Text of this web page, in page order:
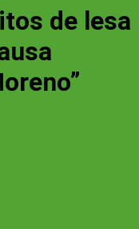
de lesa